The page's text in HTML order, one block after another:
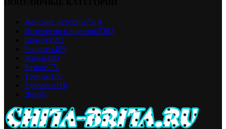
Женские истории7514
Интересно и полезно2382
Красота592
Рецепты499
Жизнь180
Разное171
Тренды166
Здоровье116
Дом81